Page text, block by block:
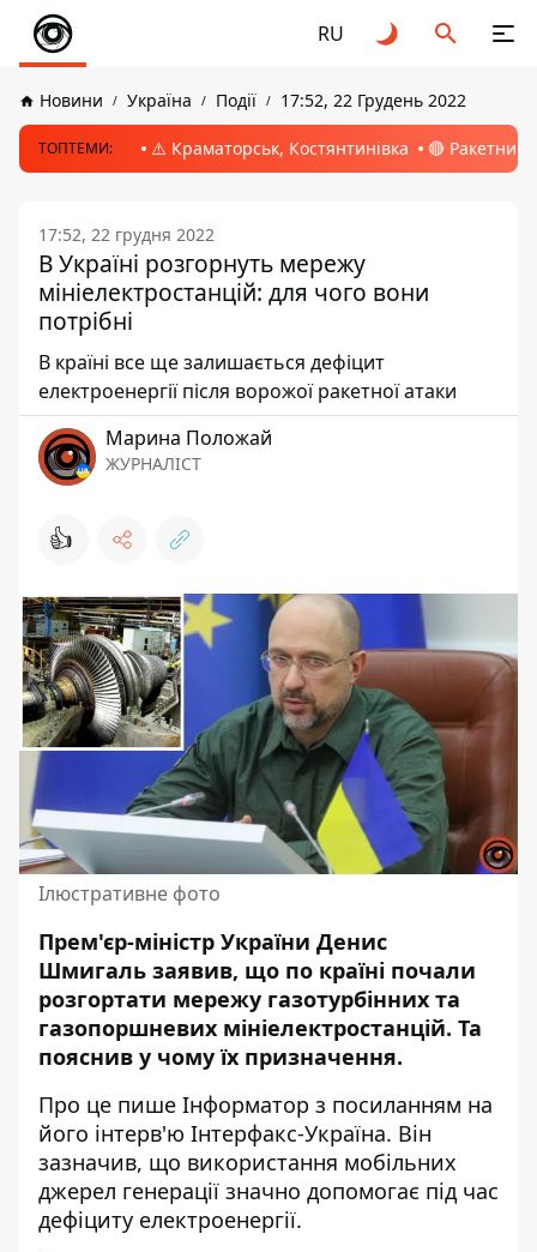
RU
Новини Україна Події 17:52, 22 Грудень 2022
ТОПТЕМИ: ⚠️ Краматорськ, Костянтинівка 🔴 Ракетний
17:52, 22 грудня 2022
В Україні розгорнуть мережу
мініелектростанцій: для чого вони
потрібні
В країні все ще залишається дефіцит
електроенергії після ворожої ракетної атаки
Марина Положай
ЖУРНАЛІСТ
👍
Ілюстративне фото
Прем'єр-міністр України Денис
Шмигаль заявив, що по країні почали
розгортати мережу газотурбінних та
газопоршневих мініелектростанцій. Та
пояснив у чому їх призначення.
Про це пише Інформатор з посиланням на
його інтерв'ю Інтерфакс-Україна. Він
зазначив, що використання мобільних
джерел генерації значно допомогає під час
дефіциту електроенергії.